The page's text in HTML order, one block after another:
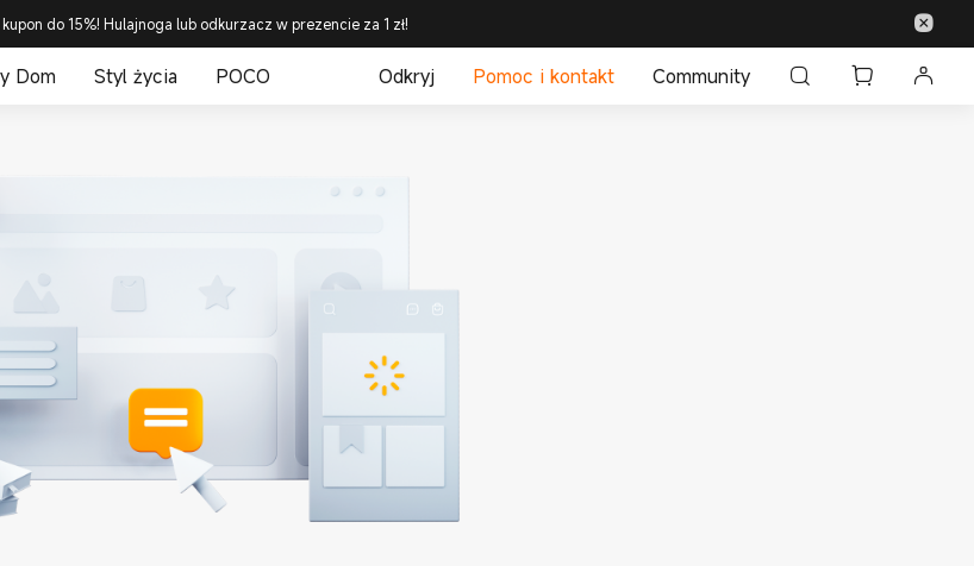
do 15%! Hulajnoga lub odkurzacz w prezencie za 1 zł!
Dom Styl życia POCO Odkryj Pomoc i kontakt Community